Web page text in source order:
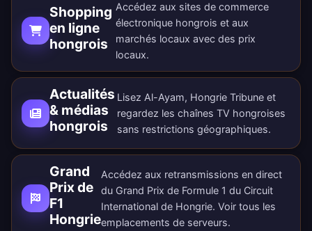
Shopping
en ligne
hongrois
Accédez aux sites de commerce
électronique hongrois et aux
marchés locaux avec des prix
locaux.
Actualités
& médias
hongrois
Lisez Al-Ayam, Hongrie Tribune et
regardez les chaînes TV hongroises
sans restrictions géographiques.
Grand
Prix de
F1
Hongrie
Accédez aux retransmissions en direct
du Grand Prix de Formule 1 du Circuit
International de Hongrie. Voir tous les
emplacements de serveurs.